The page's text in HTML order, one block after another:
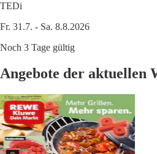
TEDi
Fr. 31.7. - Sa. 8.8.2026
Noch 3 Tage gültig
Angebote der aktuellen